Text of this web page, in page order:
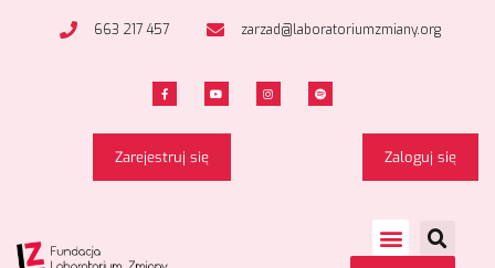
663 217 457 zarzad@laboratoriumzmiany.org
Zarejestruj się Zaloguj się